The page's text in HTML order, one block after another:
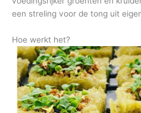
een streling voor de tong uit
Hoe werkt het?